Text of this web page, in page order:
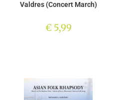
Valdres (Concert March)
€5,99